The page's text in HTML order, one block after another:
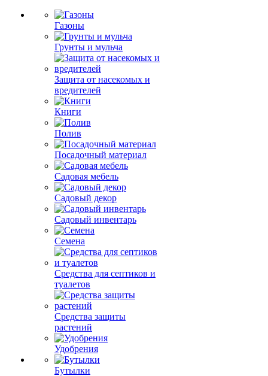
Газоны
Грунты и мульча
Защита от насекомых и
вредителей
Книги
Полив
Посадочный материал
Садовая мебель
Садовый декор
Садовый инвентарь
Семена
Средства для септиков и
туалетов
Средства защиты
растений
Удобрения
Бутылки